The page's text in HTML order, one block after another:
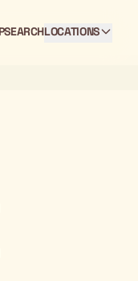
SEARCHLOCATIONS